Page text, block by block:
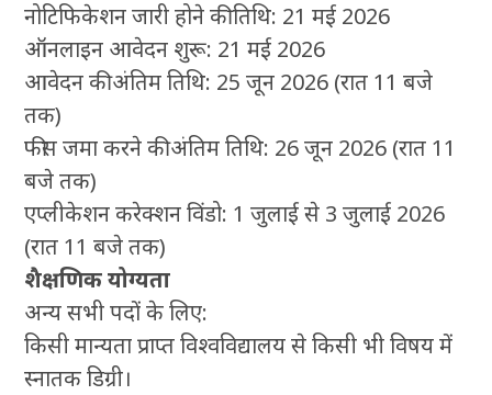
नोटिफिकेशन जारी होने की तिथि: 21 मई 2026
ऑनलाइन आवेदन शुरू: 21 मई 2026
आवेदन की अंतिम तिथि: 25 जून 2026 (रात 11 बजे
तक)
फीस जमा करने की अंतिम तिथि: 26 जून 2026 (रात 11
बजे तक)
एप्लीकेशन करेक्शन विंडो: 1 जुलाई से 3 जुलाई 2026
(रात 11 बजे तक)
शैक्षणिक योग्यता
अन्य सभी पदों के लिए:
किसी मान्यता प्राप्त विश्वविद्यालय से किसी भी विषय में
स्नातक डिग्री।